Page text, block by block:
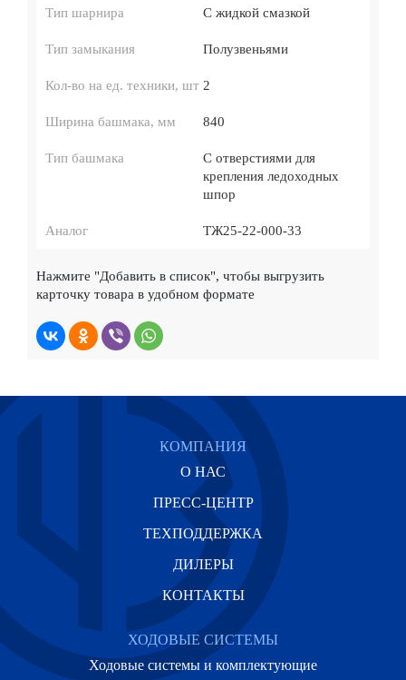
Тип шарнира С жидкой смазкой
Тип замыкания Полузвеньями
Кол-во на ед. техники, шт 2
Ширина башмака, мм 840
Тип башмака
С отверстиями для
крепления ледоходных
шпор
Аналог ТЖ25-22-000-33
Нажмите "Добавить в список", чтобы выгрузить
карточку товара в удобном формате
КОМПАНИЯ
О НАС
ПРЕСС-ЦЕНТР
ТЕХПОДДЕРЖКА
ДИЛЕРЫ
КОНТАКТЫ
ХОДОВЫЕ СИСТЕМЫ
Ходовые системы и комплектующие